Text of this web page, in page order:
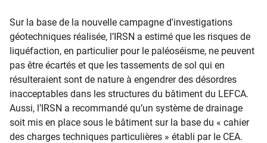
Sur la base de la nouvelle campagne d'investigations
géotechniques réalisée, l’IRSN a estimé que les risques de
liquéfaction, en particulier pour le paléoséisme, ne peuvent
pas être écartés et que les tassements de sol qui en
résulteraient sont de nature à engendrer des désordres
inacceptables dans les structures du bâtiment du LEFCA.
Aussi, l’IRSN a recommandé qu’un système de drainage
soit mis en place sous le bâtiment sur la base du « cahier
des charges techniques particulières » établi par le CEA.